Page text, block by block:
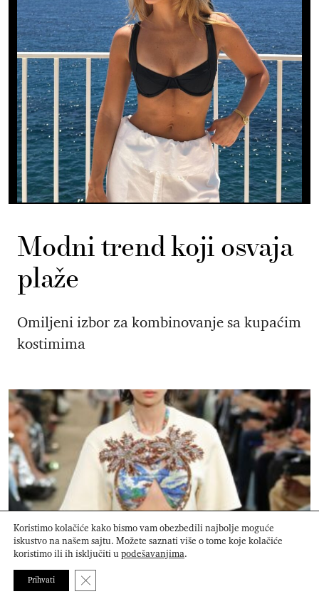
Modni trend koji osvaja
plaže
Omiljeni izbor za kombinovanje sa kupaćim
kostimima
Aquatica: Trend koji volimo i ovog leta
Koristimo kolačiće kako bismo vam obezbedili najbolje moguće
iskustvo na našem sajtu. Možete saznati više o tome koje kolačiće
koristimo ili ih isključiti upodešavanjima.
Prihvati Close GDPR Cookie Banner